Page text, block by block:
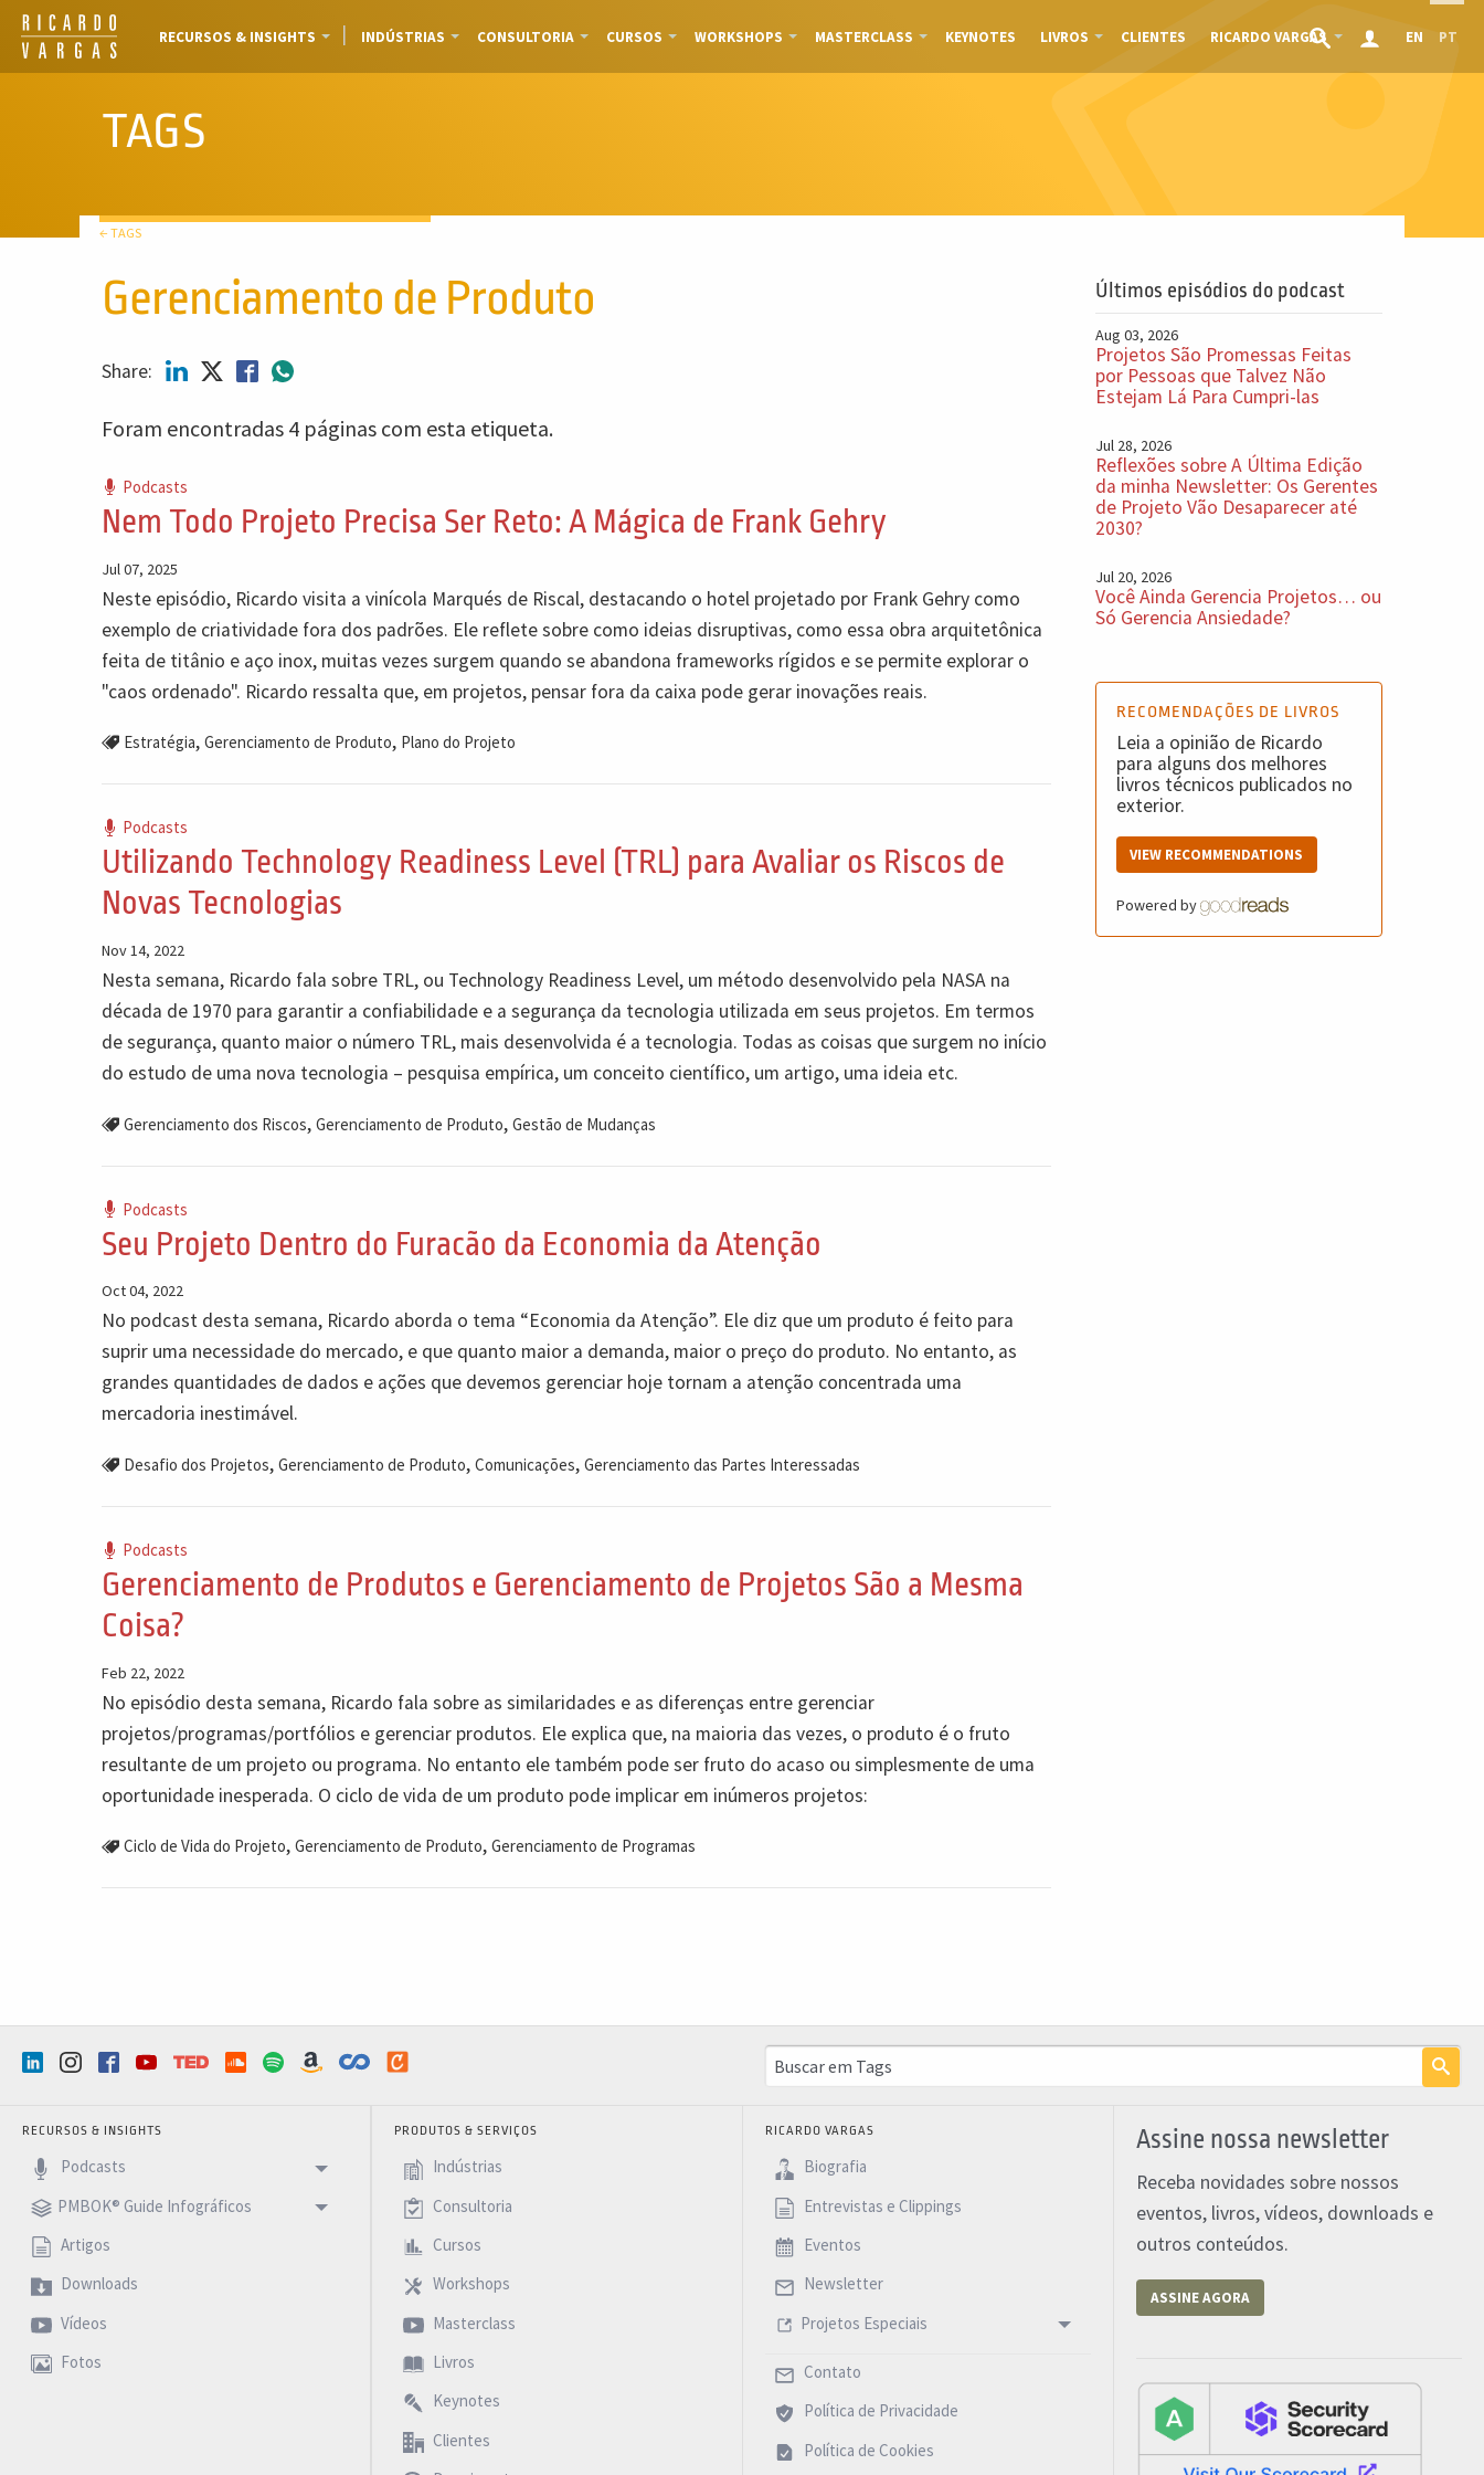
RECURSOS & INSIGHTS INDÚSTRIAS CONSULTORIA CURSOS WORKSHOPS MASTERCLASS KEYNOTES LIVROS CLIENTES RICARDO VARGAS EN PT
TAGS
← TAGS
Gerenciamento de Produto
Share:
Foram encontradas 4 páginas com esta etiqueta.
Podcasts
Nem Todo Projeto Precisa Ser Reto: A Mágica de Frank Gehry
Jul 07, 2025
Neste episódio, Ricardo visita a vinícola Marqués de Riscal, destacando o hotel projetado por Frank Gehry como
exemplo de criatividade fora dos padrões. Ele reflete sobre como ideias disruptivas, como essa obra arquitetônica
feita de titânio e aço inox, muitas vezes surgem quando se abandona frameworks rígidos e se permite explorar o
"caos ordenado". Ricardo ressalta que, em projetos, pensar fora da caixa pode gerar inovações reais.
Estratégia, Gerenciamento de Produto, Plano do Projeto
Podcasts
Utilizando Technology Readiness Level (TRL) para Avaliar os Riscos de
Novas Tecnologias
Nov 14, 2022
Nesta semana, Ricardo fala sobre TRL, ou Technology Readiness Level, um método desenvolvido pela NASA na
década de 1970 para garantir a confiabilidade e a segurança da tecnologia utilizada em seus projetos. Em termos
de segurança, quanto maior o número TRL, mais desenvolvida é a tecnologia. Todas as coisas que surgem no início
do estudo de uma nova tecnologia – pesquisa empírica, um conceito científico, um artigo, uma ideia etc.
Gerenciamento dos Riscos, Gerenciamento de Produto, Gestão de Mudanças
Podcasts
Seu Projeto Dentro do Furacão da Economia da Atenção
Oct 04, 2022
No podcast desta semana, Ricardo aborda o tema “Economia da Atenção”. Ele diz que um produto é feito para
suprir uma necessidade do mercado, e que quanto maior a demanda, maior o preço do produto. No entanto, as
grandes quantidades de dados e ações que devemos gerenciar hoje tornam a atenção concentrada uma
mercadoria inestimável.
Desafio dos Projetos, Gerenciamento de Produto, Comunicações, Gerenciamento das Partes Interessadas
Podcasts
Gerenciamento de Produtos e Gerenciamento de Projetos São a Mesma
Coisa?
Feb 22, 2022
No episódio desta semana, Ricardo fala sobre as similaridades e as diferenças entre gerenciar
projetos/programas/portfólios e gerenciar produtos. Ele explica que, na maioria das vezes, o produto é o fruto
resultante de um projeto ou programa. No entanto ele também pode ser fruto do acaso ou simplesmente de uma
oportunidade inesperada. O ciclo de vida de um produto pode implicar em inúmeros projetos:
Ciclo de Vida do Projeto, Gerenciamento de Produto, Gerenciamento de Programas
Últimos episódios do podcast
Aug 03, 2026
Projetos São Promessas Feitas
por Pessoas que Talvez Não
Estejam Lá Para Cumpri-las
Jul 28, 2026
Reflexões sobre A Última Edição
da minha Newsletter: Os Gerentes
de Projeto Vão Desaparecer até
2030?
Jul 20, 2026
Você Ainda Gerencia Projetos… ou
Só Gerencia Ansiedade?
RECOMENDAÇÕES DE LIVROS
Leia a opinião de Ricardo
para alguns dos melhores
livros técnicos publicados no
exterior.
VIEW RECOMMENDATIONS
Powered by
RECURSOS & INSIGHTS
Podcasts
PMBOK® Guide Infográficos
Artigos
Downloads
Vídeos
Fotos
PRODUTOS & SERVIÇOS
Indústrias
Consultoria
Cursos
Workshops
Masterclass
Livros
Keynotes
Clientes
RICARDO VARGAS
Biografia
Entrevistas e Clippings
Eventos
Newsletter
Projetos Especiais
Contato
Política de Privacidade
Política de Cookies
Assine nossa newsletter
Receba novidades sobre nossos
eventos, livros, vídeos, downloads e
outros conteúdos.
ASSINE AGORA